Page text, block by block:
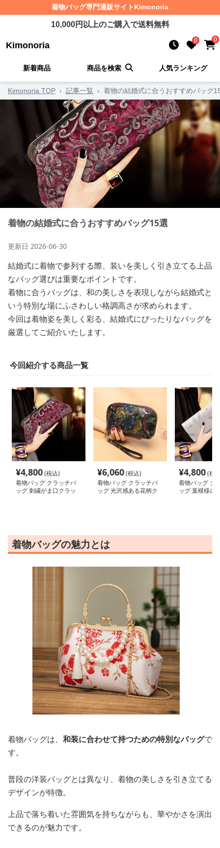
着物バッグ専門通販サイト Kimonoria
10,000円以上のご購入で送料無料
Kimonoria 0 0
新着商品 商品を検索 人気ランキング
Kimonoria TOP › 記事一覧 › 着物の結婚式に合うおすすめバッグ
着物の結婚式に合うおすすめバッグ15選
更新日 2026-06-30
結婚式に着物で参列する際、装いを美しく引き立てる上品
なバッグ選びは重要なポイントです。
着物に合うバッグは、和の美しさを表現しながら結婚式と
いう特別な場にふさわしい格調高さが求められます。
今回は着物姿を美しく彩る、結婚式にぴったりなバッグを
厳選してご紹介いたします。
今回紹介する商品一覧
¥4,800(税込)
着物バッグ クラッチバ
ッグ 刺繍がま口クラッ
¥6,060(税込)
着物バッグ クラッチバ
ッグ 光沢感ある花柄ク
¥4,800(税
着物バッグ ク
ッグ 葉模様の
着物バッグの魅力とは
着物バッグは、 和装に合わせて持つための特別なバッグで
す。
普段の洋装バッグとは異なり、着物の美しさを引き立てる
デザインが特徴。
上品で落ち着いた雰囲気を持ちながらも、華やかさを演出
できるのが魅力です。